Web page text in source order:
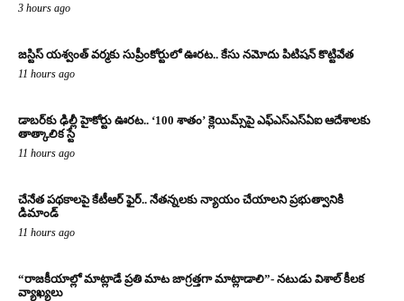
3 hours ago
జస్టిస్ యశ్వంత్ వర్మకు సుప్రీంకోర్టులో ఊరట.. కేసు నమోదు పిటిషన్ కొట్టివేత
11 hours ago
డాబర్‌కు ఢిల్లీ హైకోర్టు ఊరట.. ‘100 శాతం’ క్లెయిమ్స్‌పై ఎఫ్‌ఎస్‌ఎస్‌ఏఐ ఆదేశాలకు
తాత్కాలిక స్టే
11 hours ago
చేనేత పథకాలపై కేటీఆర్ ఫైర్.. నేతన్నలకు న్యాయం చేయాలని ప్రభుత్వానికి
డిమాండ్
11 hours ago
“రాజకీయాల్లో మాట్లాడే ప్రతి మాట జాగ్రత్తగా మాట్లాడాలి”- నటుడు విశాల్ కీలక
వ్యాఖ్యలు